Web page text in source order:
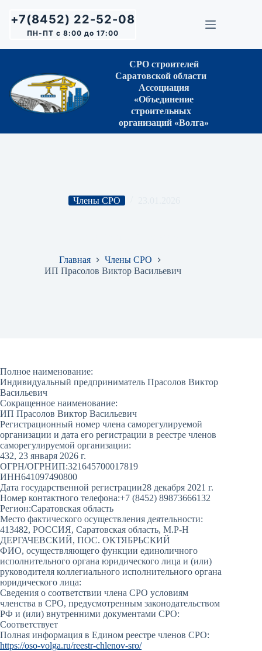
сути+7(8452) 22-52-08
ПН-ПТ с 8:00 до 17:00
СРО строителей
Саратовской области
Ассоциация
«Объединение
строительных
организаций «Волга»
Члены СРО
Главная
Члены СРО
ИП Прасолов Виктор Васильевич
Полное наименование:
Индивидуальный предприниматель Прасолов Виктор
Васильевич
Сокращенное наименование:
ИП Прасолов Виктор Васильевич
Регистрационный номер члена саморегулируемой
организации и дата его регистрации в реестре членов
саморегулируемой организации:
432, 23 января 2026 г.
ОГРН/ОГРНИП:321645700017819
ИНН641097490800
Дата государственной регистрации28 декабря 2021 г.
Номер контактного телефона:+7 (8452) 89873666132
Регион:Саратовская область
Место фактического осуществления деятельности:
413482, РОССИЯ, Саратовская область, М.Р-Н
ДЕРГАЧЕВСКИЙ, ПОС. ОКТЯБРЬСКИЙ
ФИО, осуществляющего функции единоличного
исполнительного органа юридического лица и (или)
руководителя коллегиального исполнительного органа
юридического лица:
Сведения о соответствии члена СРО условиям
членства в СРО, предусмотренным законодательством
РФ и (или) внутренними документами СРО:
Соответствует
Полная информация в Едином реестре членов СРО:
https://oso-volga.ru/reestr-chlenov-sro/